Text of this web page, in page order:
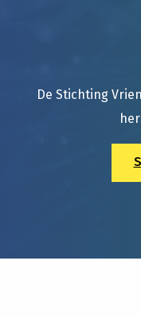
De Stichting